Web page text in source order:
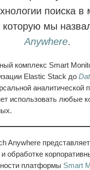
поиска
мы
Anywhere.
комплекс Smart
Elastic Stack до
аналитической
использовать любые
Anywhere
и обработке
платформы Smart